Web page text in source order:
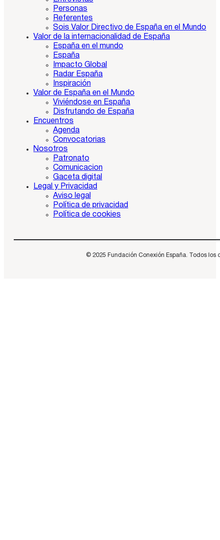
Personas
Referentes
Sois Valor Directivo de España en el Mundo
Valor de la internacionalidad de España
España en el mundo
España
Impacto Global
Radar España
Inspiración
Valor de España en el Mundo
Viviéndose en España
Disfrutando de España
Encuentros
Agenda
Convocatorias
Nosotros
Patronato
Comunicacion
Gaceta digital
Legal y Privacidad
Aviso legal
Política de privacidad
Política de cookies
© 2025 Fundación Conexión España. Todos los